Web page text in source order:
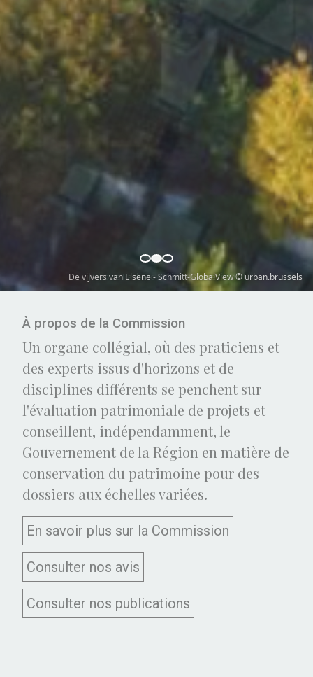
Hospice Pacheco – Wim Robberechts © Urban.brussels
À propos de la Commission
Un organe collégial, où des praticiens et
des experts issus d'horizons et de
disciplines différents se penchent sur
l'évaluation patrimoniale de projets et
conseillent, indépendamment, le
Gouvernement de la Région en matière de
conservation du patrimoine pour des
dossiers aux échelles variées.
En savoir plus sur la Commission
Consulter nos avis
Consulter nos publications